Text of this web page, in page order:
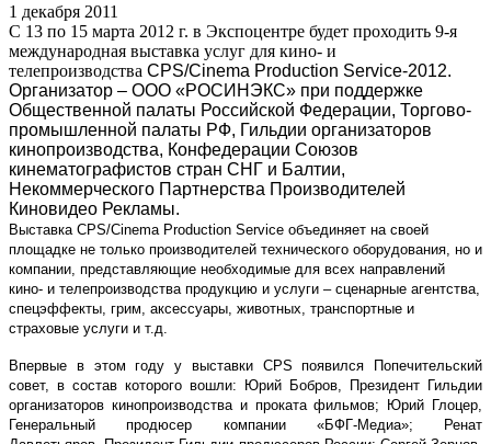
1 декабря 2011
С 13 по 15 марта 2012 г. в Экспоцентре будет проходить 9-я
международная выставка услуг для кино- и
телепроизводства CPS/Cinema Production Service-2012.
Организатор – ООО «РОСИНЭКС» при поддержке
Общественной палаты Российской Федерации, Торгово-
промышленной палаты РФ, Гильдии организаторов
кинопроизводства, Конфедерации Союзов
кинематографистов стран СНГ и Балтии,
Некоммерческого Партнерства Производителей
Киновидео Рекламы.
Выставка CPS/Cinema Production Service объединяет на своей
площадке не только производителей технического оборудования, но и
компании, представляющие необходимые для всех направлений
кино- и телепроизводства продукцию и услуги – сценарные агентства,
спецэффекты, грим, аксессуары, животных, транспортные и
страховые услуги и т.д.
Впервые в этом году у выставки CPS появился Попечительский
совет, в состав которого вошли:
Юрий Бобров , Президент Гильдии
организаторов кинопроизводства и проката фильмов;
Юрий Глоцер
Генеральный продюсер компании «БФГ-Медиа»;
Ренат